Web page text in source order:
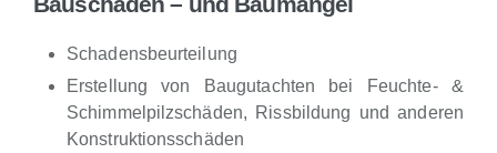
Schadensbeurteilung
Erstellung von Baugutachten bei Feuchte- &
Schimmelpilzschäden, Rissbildung und anderen
Konstruktionsschäden